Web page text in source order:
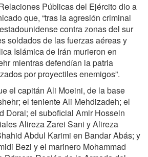
Públicas del Ejército dio a
que, “tras la agresión criminal
contra zonas del sur
soldados de las fuerzas aéreas y
Islámica de Irán murieron en
mientras defendían la patria
por proyectiles enemigos”.
el capitán Ali Moeini, de la base
el teniente Ali Mehdizadeh; el
Dorai; el suboficial Amir Hossein
Alireza Zarei Sani y Alireza
Abdul Karimi en Bandar Abás; y
Bezi y el marinero Mohammad